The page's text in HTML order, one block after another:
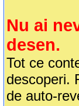
Nu ai
desen.
Tot ce
descoperi.
de auto-